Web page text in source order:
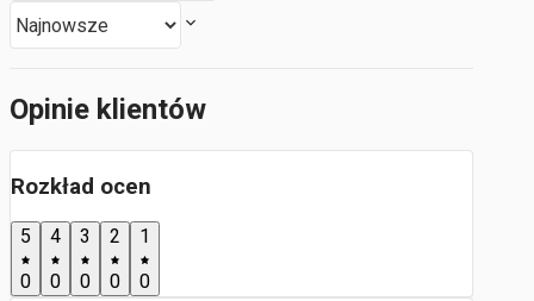
Opinie klientów
Rozkład ocen
5
0
4
0
3
0
2
0
1
0